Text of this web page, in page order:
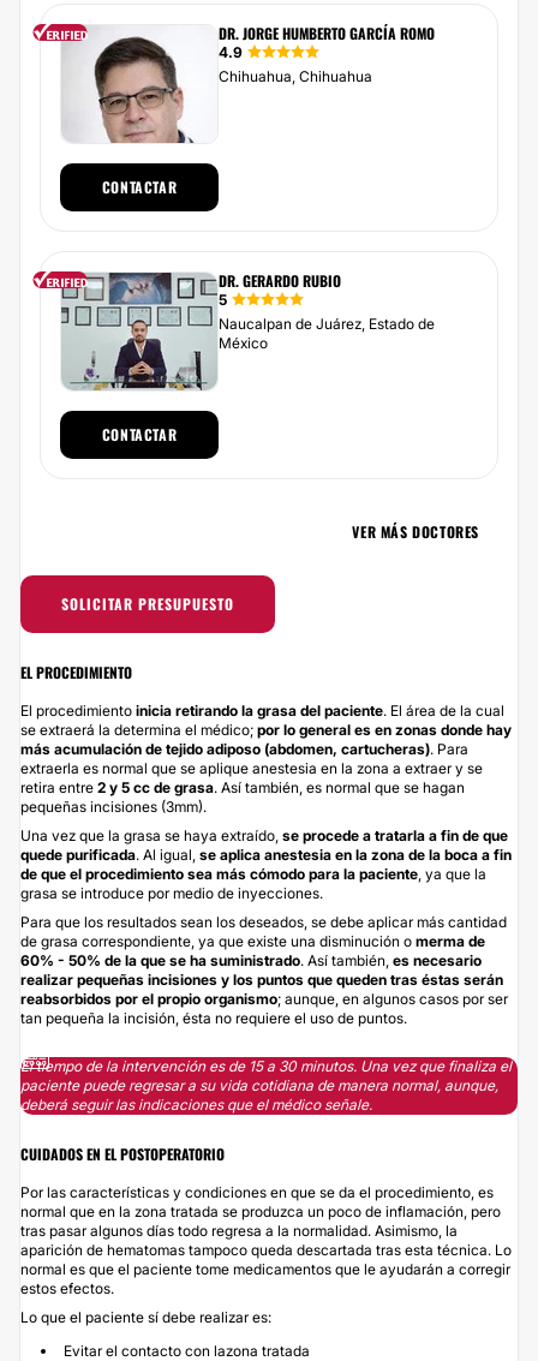
DR. JORGE HUMBERTO GARCÍA ROMO
4.9
Chihuahua, Chihuahua
CONTACTAR
DR. GERARDO RUBIO
5
Naucalpan de Juárez, Estado de
México
CONTACTAR
VER MÁS DOCTORES
SOLICITAR PRESUPUESTO
EL PROCEDIMIENTO
El procedimiento inicia retirando la grasa del paciente. El área de la cual
se extraerá la determina el médico; por lo general es en zonas donde hay
más acumulación de tejido adiposo (abdomen, cartucheras). Para
extraerla es normal que se aplique anestesia en la zona a extraer y se
retira entre 2 y 5 cc de grasa. Así también, es normal que se hagan
pequeñas incisiones (3mm).
Una vez que la grasa se haya extraído, se procede a tratarla a fin de que
quede purificada. Al igual, se aplica anestesia en la zona de la boca a fin
de que el procedimiento sea más cómodo para la paciente , ya que la
grasa se introduce por medio de inyecciones.
Para que los resultados sean los deseados, se debe aplicar más cantidad
de grasa correspondiente, ya que existe una disminución o merma de
60% - 50% de la que se ha suministrado. Así también, es necesario
realizar pequeñas incisiones y los puntos que queden tras éstas serán
reabsorbidos por el propio organismo; aunque, en algunos casos por ser
tan pequeña la incisión, ésta no requiere el uso de puntos.
El tiempo de la intervención es de 15 a 30 minutos. Una vez que finaliza el
paciente puede regresar a su vida cotidiana de manera normal, aunque,
deberá seguir las indicaciones que el médico señale.
CUIDADOS EN EL POSTOPERATORIO
Por las características y condiciones en que se da el procedimiento, es
normal que en la zona tratada se produzca un poco de inflamación, pero
tras pasar algunos días todo regresa a la normalidad. Asimismo, la
aparición de hematomas tampoco queda descartada tras esta técnica. Lo
normal es que el paciente tome medicamentos que le ayudarán a corregir
estos efectos.
Lo que el paciente sí debe realizar es:
Evitar el contacto con lazona tratada